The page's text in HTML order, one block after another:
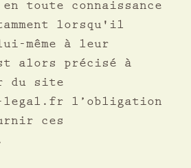
toute connaissance
lorsqu'il
même à leur
alors précisé à
du site
legal.fr l’obligation
ces